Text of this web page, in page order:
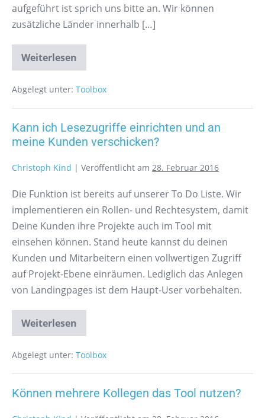
aufgeführt ist sprich uns bitte an. Wir können
zusätzliche Länder innerhalb […]
Weiterlesen
Abgelegt unter: Toolbox
Kann ich Lesezugriffe einrichten und an
meine Kunden verschicken?
Christoph Kind | Veröffentlicht am 28. Februar 2016
Die Funktion ist bereits auf unserer To Do Liste. Wir
implementieren ein Rollen- und Rechtesystem, damit
Deine Kunden ihre Projekte auch im Tool mit
einsehen können. Stand heute kannst du deinen
Kunden und Mitarbeitern einen vollwertigen Zugriff
auf Projekt-Ebene einräumen. Lediglich das Anlegen
von Landingpages ist dem Haupt-User vorbehalten.
Weiterlesen
Abgelegt unter: Toolbox
Können mehrere Kollegen das Tool nutzen?